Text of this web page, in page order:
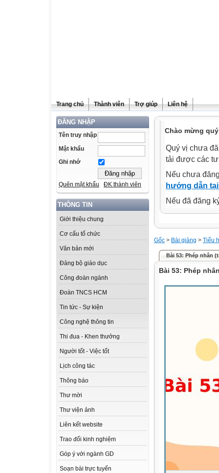
Trang chủ Thành viên Trợ giúp Liên hệ
ĐĂNG NHẬP
Tên truy nhập
Mật khẩu
Ghi nhớ
Quên mật khẩu ĐK thành viên
THÔNG TIN
Giới thiệu chung
Cơ cấu tổ chức
Văn bản mới
Đảng bộ giáo dục
Công đoàn ngành
Đoàn TNCS HCM
Tin tức - Sự kiện
Công nghệ thông tin
Thi đua - Khen thưởng
Người tốt - Việc tốt
Lịch công tác
Thông báo
Thư mời
Thư viện ảnh
Liên kết website
Trao đổi kinh nghiệm
Góp ý với ngành GD
Soạn bài trực tuyến
Chào mừng
Quý vị chưa
tải được các
Nếu chưa
hướng dẫn
Nếu đã đăng
Gốc > Bài giảng > Tiểu
Bài 53: Phép nhân
Bài 53: Phép